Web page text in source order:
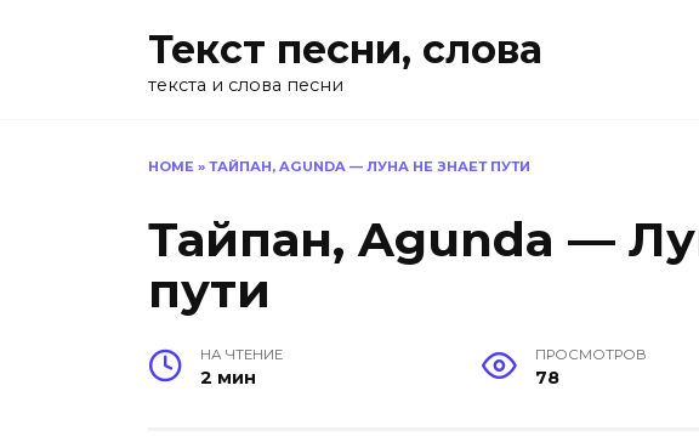
Текст песни, слова
текста и слова песни
HOME » ТАЙПАН, AGUNDA — ЛУНА НЕ ЗНАЕТ ПУТИ
Тайпан, Agunda —
пути
НА ЧТЕНИЕ
2 мин
ПРОСМОТРОВ
78